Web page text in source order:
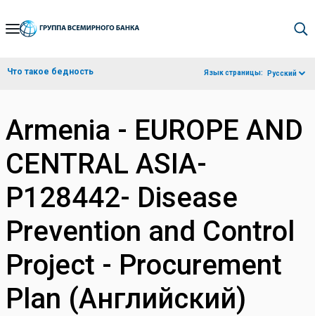
Skip
Navigation
Что такое бедность Язык страницы: Русский
Armenia - EUROPE AND
CENTRAL ASIA-
P128442- Disease
Prevention and Control
Project - Procurement
Plan (Английский)